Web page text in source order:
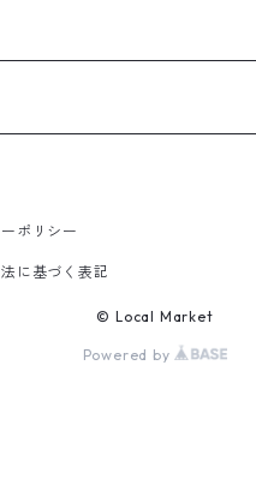
ポリシー
に基づく表記
© Local Market
Powered by